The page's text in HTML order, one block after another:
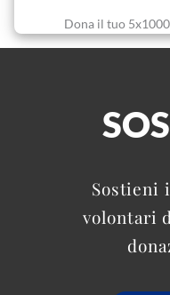
Dona il tuo
Sostieni
volontari